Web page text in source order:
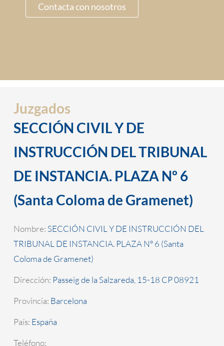
Contacta con nosotros
Juzgados
SECCIÓN CIVIL Y DE
INSTRUCCIÓN DEL TRIBUNAL
DE INSTANCIA. PLAZA Nº 6
(Santa Coloma de Gramenet)
Nombre: SECCIÓN CIVIL Y DE INSTRUCCIÓN DEL
TRIBUNAL DE INSTANCIA. PLAZA Nº 6 (Santa
Coloma de Gramenet)
Dirección: Passeig de la Salzareda, 15-18 CP 08921
Provincia: Barcelona
País: España
Teléfono: